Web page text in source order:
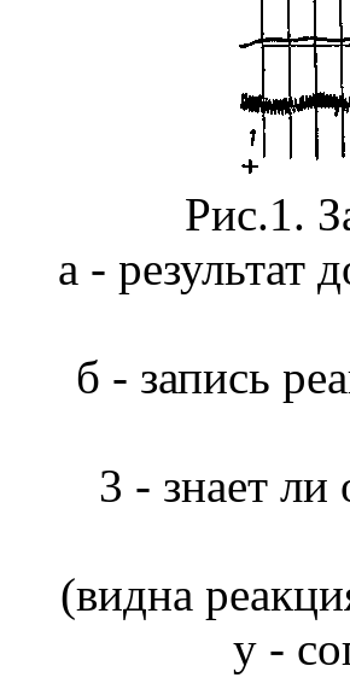
Рис.1.
а - результат
б - запись
3 - знает ли
(видна
у -